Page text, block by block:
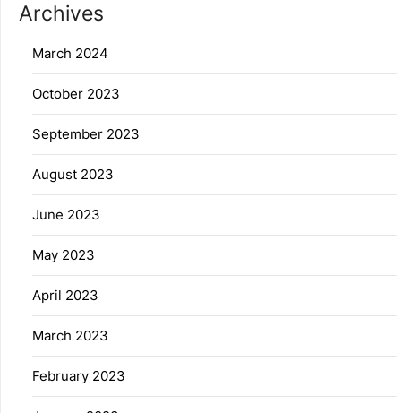
Archives
March 2024
October 2023
September 2023
August 2023
June 2023
May 2023
April 2023
March 2023
February 2023